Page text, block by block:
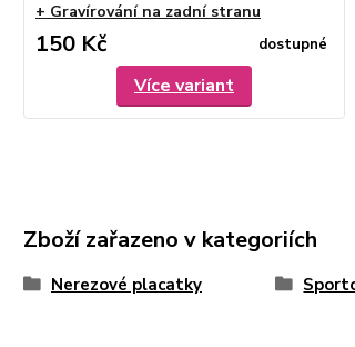
+ Gravírování na zadní stranu
150 Kč dostupné
Více variant
Zboží zařazeno v kategoriích
Nerezové placatky